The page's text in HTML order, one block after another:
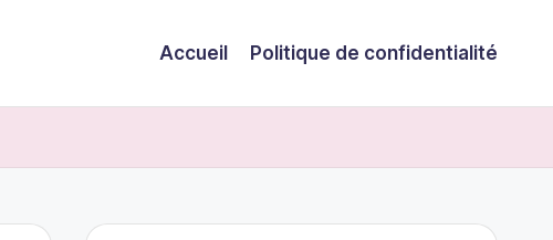
Accueil Politique de confidentialité